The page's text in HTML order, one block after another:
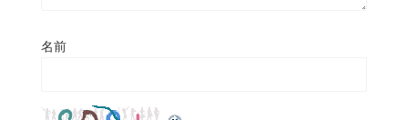
名前